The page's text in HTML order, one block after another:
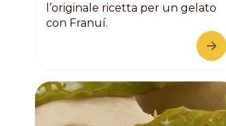
l’originale ricetta per un gelato
con Franuí.